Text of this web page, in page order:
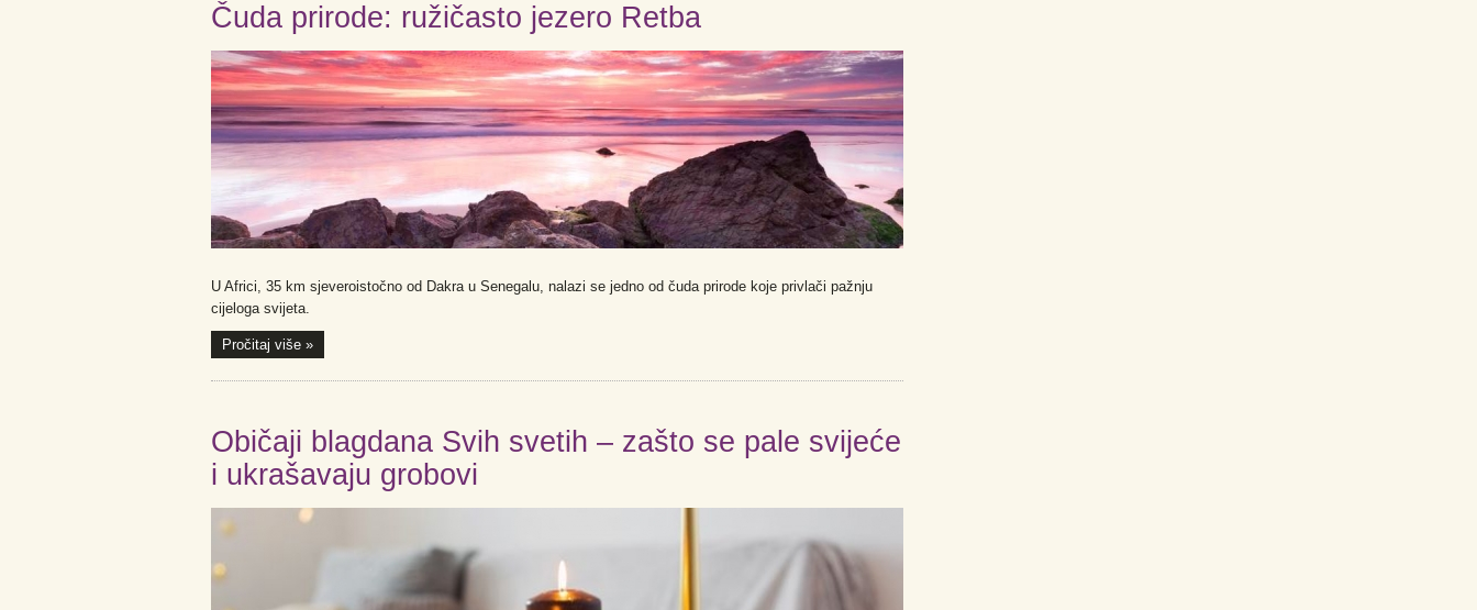
Čuda prirode: ružičasto jezero Retba
U Africi, 35 km sjeveroistočno od Dakra u Senegalu, nalazi se jedno od čuda prirode koje privlači pažnju
cijeloga svijeta.
Pročitaj više »
Običaji blagdana Svih svetih – zašto se pale svijeće
i ukrašavaju grobovi